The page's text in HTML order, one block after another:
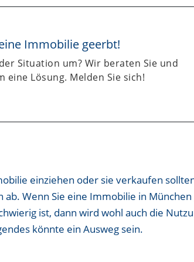
Immobilie geerbt!
Situation um? Wir beraten Sie und
eine Lösung. Melden Sie sich!
einziehen oder sie verkaufen
ab. Wenn Sie eine Immobilie in
ist, dann wird wohl auch die
könnte ein Ausweg sein.